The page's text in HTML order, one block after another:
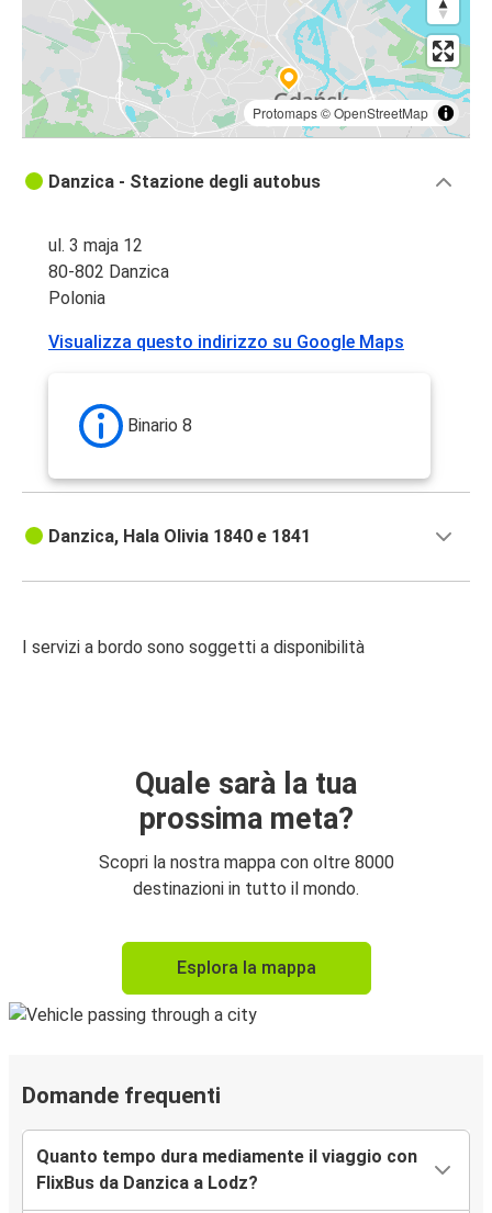
Protomaps©OpenStreetMap
Danzica - Stazione degli autobus
ul. 3 maja 12
80-802 Danzica
Polonia
Visualizza questo indirizzo su Google Maps
Binario 8
Danzica, Hala Olivia 1840 e 1841
I servizi a bordo sono soggetti a disponibilità
Quale sarà la tua
prossima meta?
Scopri la nostra mappa con oltre 8000
destinazioni in tutto il mondo.
Esplora la mappa
Domande frequenti
Quanto tempo dura mediamente il viaggio con
FlixBus da Danzica a Lodz?